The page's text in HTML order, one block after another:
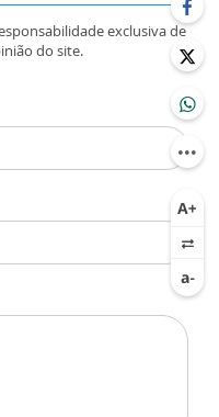
exclusiva de
do site.